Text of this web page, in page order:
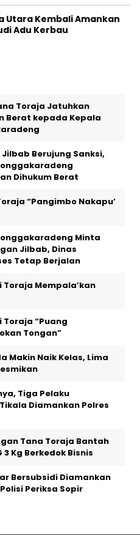
Utara Kembali Amankan
Adu Kerbau
Toraja Jatuhkan
Berat kepada Kepala
Berujung Sanksi,
Dihukum Berat
“Pangimbo Nakapu’
Minta
Jilbab, Dinas
Tetap Berjalan
Toraja Mempala’kan
Toraja “Puang
Tongan”
Makin Naik Kelas, Lima
Tiga Pelaku
Diamankan Polres
Tana Toraja Bantah
3 Kg Berkedok Bisnis
Bersubsidi Diamankan
Periksa Sopir